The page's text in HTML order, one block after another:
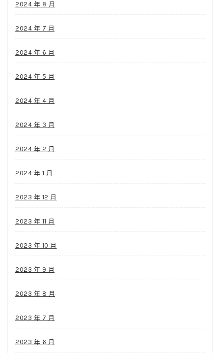
2024 年 8 月
2024 年 7 月
2024 年 6 月
2024 年 5 月
2024 年 4 月
2024 年 3 月
2024 年 2 月
2024 年 1 月
2023 年 12 月
2023 年 11 月
2023 年 10 月
2023 年 9 月
2023 年 8 月
2023 年 7 月
2023 年 6 月